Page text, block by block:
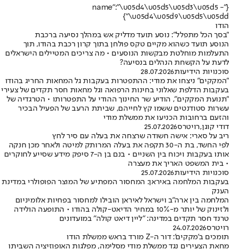
{"name":"\u05d4\u05d5\u05d3\u05d5 -
\u05d4\u05d9\u05d5\u05dd"}
הודו
"בסך הכל מתפלל": נוסע תועד מדליק אש במהלך נסיעה ברכבת
הנוסע תועד כשהוא מקיים טקס פולחן בתוך קרון רכבת בהודו, תוך
התעלמות מוחלטת מבקשות הנוסעים • מה צריכים המטיילים הישראלים
לדעת על הקשחת הנהלים בנסיעה?
סוכנויות הידיעות28.07.2026
"המקקים" ניצחו את מודי: ההתפטרות בעקבות גל המחאות החריג בהודו
בעקבות הדלפת שאלוני בחינות הרפואה וגל מחאות חסר תקדים של צעירי
"תנועת המקקים", הודיע שר החינוך ההודי על התפטרותו • הטרגדיה של
עשרות סטודנטים ששמו קץ לחייהם, שביתת הרעב של הפעיל הבכיר
והזעם ברחובות הכניעו את ממשלת מודי
דודי קוגן,רויטרס25.07.2026
ריב על סארי: אישה חשודה שרצחה את בעלה עם סיר לחץ
לפי החשד, בת ה-30 תקפה את בעלה המרותק למיטה ולאחר מכן חנקה
אותו בעקבות ויכוח בין השניים • בנם בן ה-7 סיפק מידע שסייע לחוקרים
• בית המשפט האריך את מעצרה
סוכנויות הידיעות25.07.2026
בעקבות המלחמה באיראן: המחסור המפתיע של המוצר הפופולרי במדינת
הענק
המלחמה בין ארה"ב וישראל לאיראן הובילו למחסור בפחיות אלומיניום
ולזינוק של יותר מ-10% במחיר הדיאט-קולה בהודו • התופעה הולידה
טרנד חסר תקדים במדינה: "ליין דיאט קולה" במועדונים
רויטרס24.07.2026
תומכים ב'מקקים': דור ה-Z מורד בראש ממשלת הודו
מחאת הצעירים נגד ממשלת מודי מסלימה, מפלגות האופוזיציה השביתו